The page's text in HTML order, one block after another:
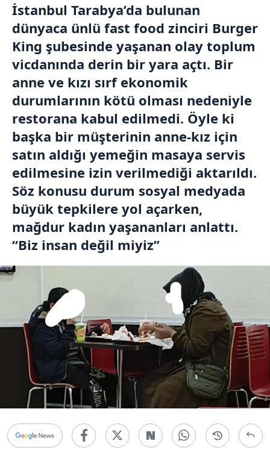
İstanbul Tarabya’da bulunan
dünyaca ünlü fast food zinciri Burger
King şubesinde yaşanan olay toplum
vicdanında derin bir yara açtı. Bir
anne ve kızı sırf ekonomik
durumlarının kötü olması nedeniyle
restorana kabul edilmedi. Öyle ki
başka bir müşterinin anne-kız için
satın aldığı yemeğin masaya servis
edilmesine izin verilmediği aktarıldı.
Söz konusu durum sosyal medyada
büyük tepkilere yol açarken,
mağdur kadın yaşananları anlattı.
“Biz insan değil miyiz”